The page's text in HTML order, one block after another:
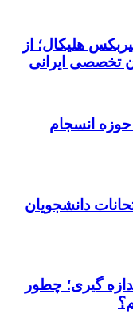
هلیکال؛ از
در حوزه انسجام
دانشجویان
گیری؛ چطور